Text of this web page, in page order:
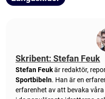
Skribent: Stefan Feuk
Stefan Feukär redaktör,
Sportbibeln. Han är en
erfarenhet av att bevaka